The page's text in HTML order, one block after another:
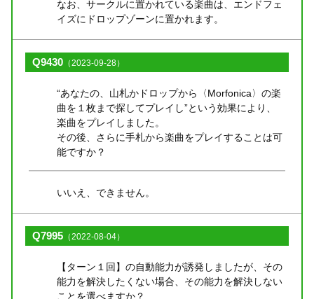
なお、サークルに置かれている楽曲は、エンドフェ
イズにドロップゾーンに置かれます。
Q9430 （2023-09-28）
“あなたの、山札かドロップから〈Morfonica〉の楽
曲を１枚まで探してプレイし”という効果により、
楽曲をプレイしました。
その後、さらに手札から楽曲をプレイすることは可
能ですか？
いいえ、できません。
Q7995 （2022-08-04）
【ターン１回】の自動能力が誘発しましたが、その
能力を解決したくない場合、その能力を解決しない
ことを選べますか？